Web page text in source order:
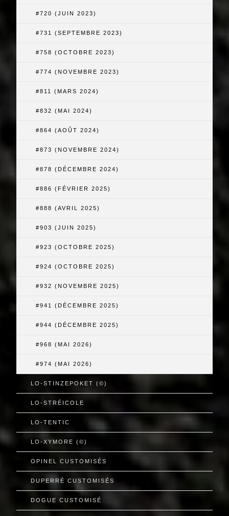
#720 (JUIN 2023)
#731 (SEPTEMBRE 2023)
#758 (OCTOBRE 2023)
#774 (NOVEMBRE 2023)
#811 (MARS 2024)
#832 (MAI 2024)
#864 (AOÛT 2024)
#873 (NOVEMBRE 2024)
#878 (DÉCEMBRE 2024)
#886 (FÉVRIER 2025)
#888 (AVRIL 2025)
#903 (JUIN 2025)
#923 (OCTOBRE 2025)
#924 (OCTOBRE 2025)
#932 (NOVEMBRE 2025)
#941 (DÉCEMBRE 2025)
#944 (DÉCEMBRE 2025)
#968 (MAI 2026)
#974 (MAI 2026)
LO-STINZEPOKET (©)
LO-STRÉICOLE
LO-TENTIC
LO-XYMORE (©)
OPINEL CUSTOMISÉS
DUPERRÉ CUSTOMISÉS
DOGUE CUSTOMISÉ